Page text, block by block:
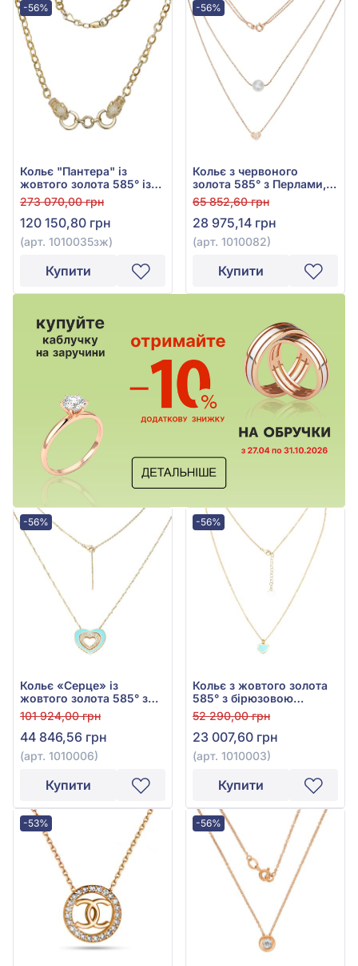
-56%
Кольє "Пантера" із
жовтого золота 585° із
зеленим фіанітом та
фіанітом, арт. 1010035зж
273 070,00 грн
120 150,80 грн
(арт. 1010035зж)
Купити
-56%
Кольє з червоного
золота 585° з Перлами,
арт. 1010082
65 852,60 грн
28 975,14 грн
(арт. 1010082)
Купити
-56%
Кольє «Серце» із
жовтого золота 585° з
фіанітом/куб.цирконієм,
бірюзою та емаллю, арт.
1010006
101 924,00 грн
44 846,56 грн
(арт. 1010006)
Купити
-56%
Кольє з жовтого золота
585° з бірюзовою
емаллю, арт. 1010003
52 290,00 грн
23 007,60 грн
(арт. 1010003)
Купити
-53% -56%